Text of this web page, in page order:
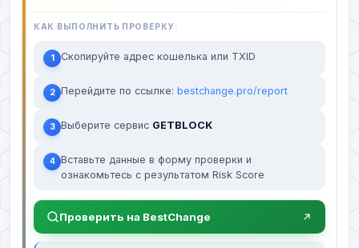
КАК ВЫПОЛНИТЬ ПРОВЕРКУ:
1 Скопируйте адрес кошелька или TXID
2 Перейдите по ссылке: bestchange.pro/report
3 Выберите сервис GETBLOCK
4 Вставьте данные в форму проверки и
ознакомьтесь с результатом Risk Score
Проверить на BestChange